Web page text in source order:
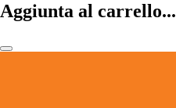
Aggiunta al carrello...